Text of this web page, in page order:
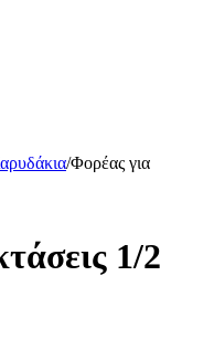
/Φορέας για
1/2